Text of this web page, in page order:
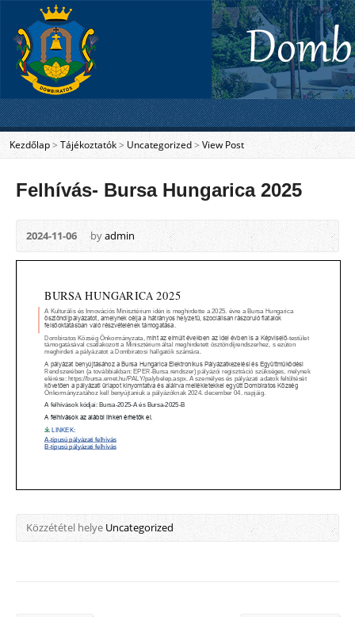
Kezdőlap >Tájékoztatók > Uncategorized > View Post
Felhívás- Bursa Hungarica 2025
2024-11-06 byadmin
Közzététel helyeUncategorized